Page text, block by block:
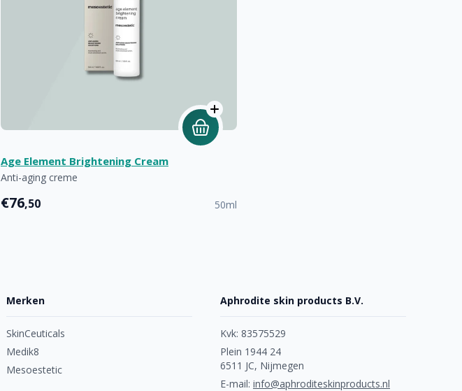
Age Element Brightening Cream
Anti-aging creme
€76,50 50ml
Merken
SkinCeuticals
Medik8
Mesoestetic
Aphrodite skin products B.V.
Kvk: 83575529
Plein 1944 24
6511 JC, Nijmegen
E-mail: info@aphroditeskinproducts.nl